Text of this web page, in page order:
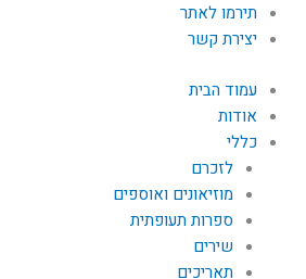
תירמו לאתר
יצירת קשר
עמוד הבית
אודות
כללי
לזכרם
מוזיאונים ואוספים
ספרות תעופתית
שירים
תאריכים